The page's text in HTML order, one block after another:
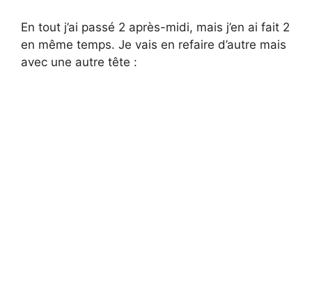
En tout j’ai passé 2 après-midi, mais j’en ai fait 2
en même temps. Je vais en refaire d’autre mais
avec une autre tête :